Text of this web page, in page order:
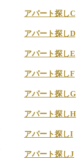
アパート探しC
アパート探しD
アパート探しE
アパート探しF
アパート探しG
アパート探しH
アパート探しI
アパート探しJ